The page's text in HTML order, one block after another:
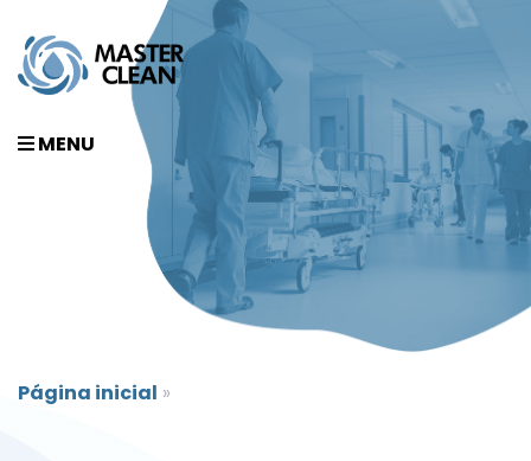
MENU
Página inicial »